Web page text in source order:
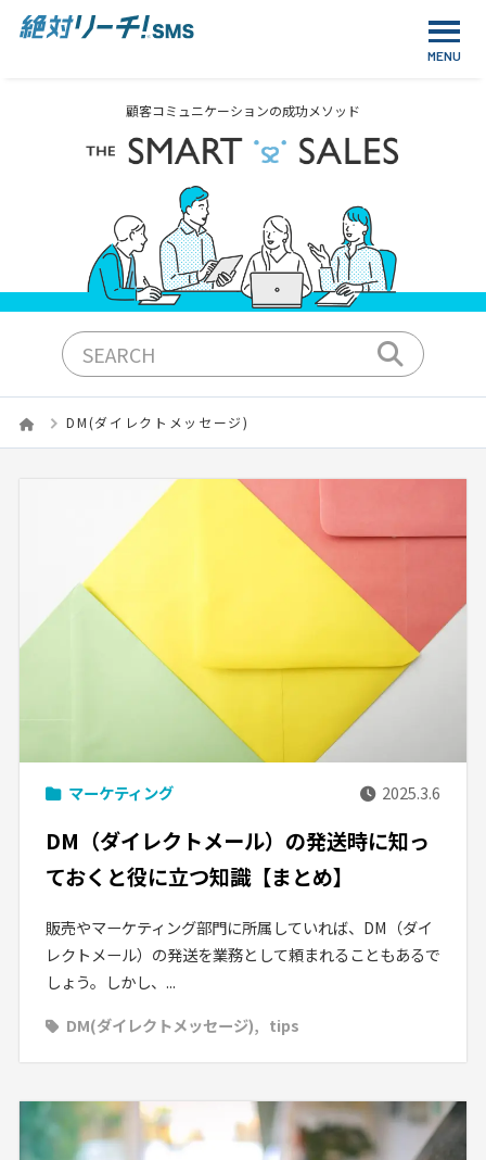
顧客コミュニケーションの成功メソッド
DM(ダイレクトメッセージ)
マーケティング 2025.3.6
DM（ダイレクトメール）の発送時に知っ
ておくと役に立つ知識【まとめ】
販売やマーケティング部門に所属していれば、DM（ダイ
レクトメール）の発送を業務として頼まれることもあるで
しょう。しかし、...
DM(ダイレクトメッセージ)
tips